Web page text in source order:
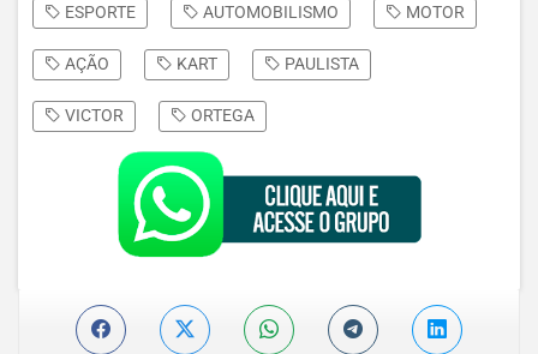
ESPORTE AUTOMOBILISMO MOTOR
AÇÃO KART PAULISTA
VICTOR ORTEGA